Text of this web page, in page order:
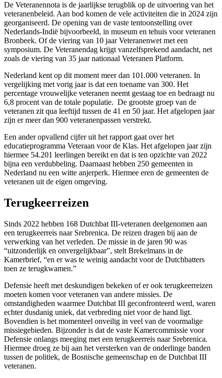
De Veteranennota is de jaarlijkse terugblik op de uitvoering van het
veteranenbeleid. Aan bod komen de vele activiteiten die in 2024 zijn
georganiseerd. De opening van de vaste tentoonstelling over
Nederlands-Indië bijvoorbeeld, in museum en tehuis voor veteranen
Bronbeek. Of de viering van 10 jaar Veteranenwet met een
symposium. De Veteranendag krijgt vanzelfsprekend aandacht, net
zoals de viering van 35 jaar nationaal Veteranen Platform.
Nederland kent op dit moment meer dan 101.000 veteranen. In
vergelijking met vorig jaar is dat een toename van 300. Het
percentage vrouwelijke veteranen neemt gestaag toe en bedraagt nu
6,8 procent van de totale populatie. De grootste groep van de
veteranen zit qua leeftijd tussen de 41 en 50 jaar. Het afgelopen jaar
zijn er meer dan 900 veteranenpassen verstrekt.
Een ander opvallend cijfer uit het rapport gaat over het
educatieprogramma Veteraan voor de Klas. Het afgelopen jaar zijn
hiermee 54.201 leerlingen bereikt en dat is ten opzichte van 2022
bijna een verdubbeling. Daarnaast hebben 250 gemeenten in
Nederland nu een witte anjerperk. Hiermee eren de gemeenten de
veteranen uit de eigen omgeving.
Terugkeerreizen
Sinds 2022 hebben 168 Dutchbat III-veteranen deelgenomen aan
een terugkeerreis naar Srebrenica. De reizen dragen bij aan de
verwerking van het verleden. De missie in de jaren 90 was
“uitzonderlijk en onvergelijkbaar”, stelt Brekelmans in de
Kamerbrief, “en er was te weinig aandacht voor de Dutchbatters
toen ze terugkwamen.”
Defensie heeft met deskundigen bekeken of er ook terugkeerreizen
moeten komen voor veteranen van andere missies. De
omstandigheden waarmee Dutchbat III geconfronteerd werd, waren
echter dusdanig uniek, dat verbreding niet voor de hand ligt.
Bovendien is het momenteel onveilig in veel van de voormalige
missiegebieden. Bijzonder is dat de vaste Kamercommissie voor
Defensie onlangs meeging met een terugkeerreis naar Srebrenica.
Hiermee droeg ze bij aan het versterken van de onderlinge banden
tussen de politiek, de Bosnische gemeenschap en de Dutchbat III
veteranen.